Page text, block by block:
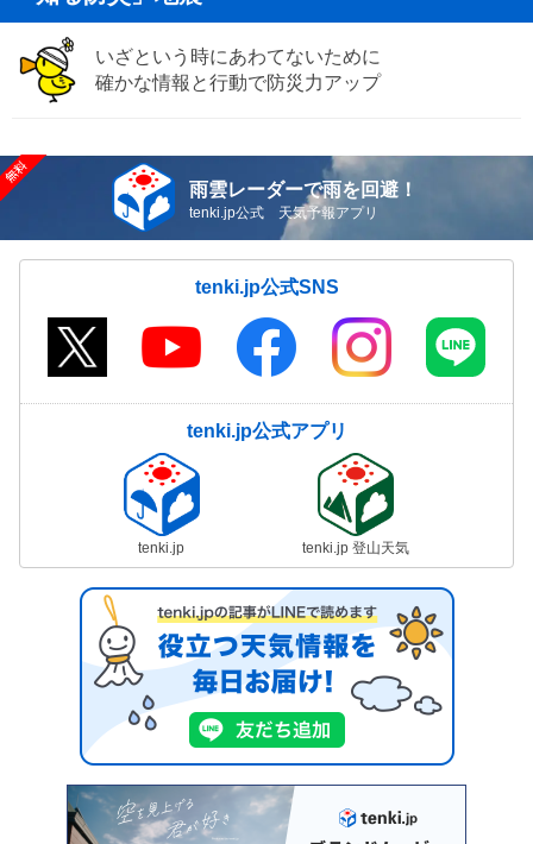
いざという時にあわてないために
確かな情報と行動で防災力アップ
雨雲レーダーで雨を回避！
tenki.jp公式 天気予報アプリ
tenki.jp公式SNS
tenki.jp公式アプリ
tenki.jp tenki.jp 登山天気